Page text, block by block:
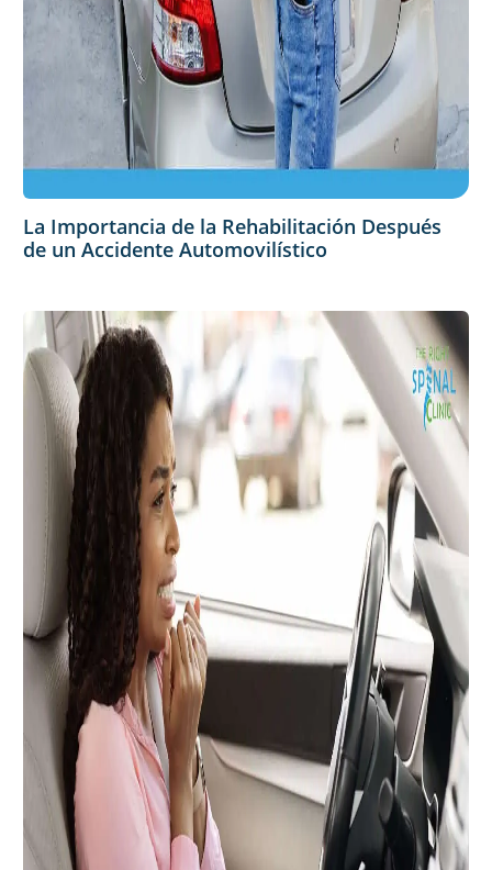
La Importancia de la Rehabilitación Después
de un Accidente Automovilístico